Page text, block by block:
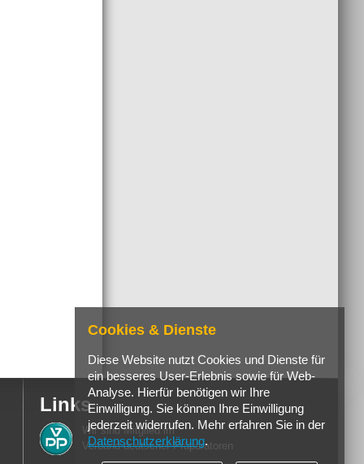
Links
Wir sind Mitglied im
Verband deutscher Präparatoren
Cookies & Dienste
Diese Website nutzt Cookies und Dienste für
ein besseres User-Erlebnis sowie für Web-
Analyse. Hierfür benötigen wir Ihre
Einwilligung. Sie können Ihre Einwilligung
jederzeit widerrufen. Mehr erfahren Sie in der
Datenschutzerklärung.